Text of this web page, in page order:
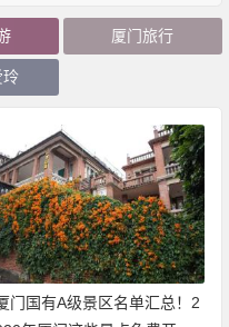
厦门旅行
门国有A级景区名单汇总！2